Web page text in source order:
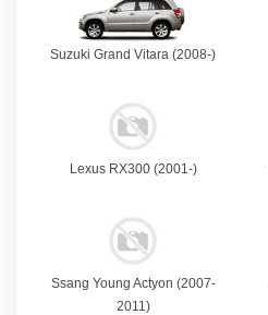
Suzuki Grand Vitara (2008-)
Lexus RX300 (2001-)
Ssang Young Actyon (2007-
2011)